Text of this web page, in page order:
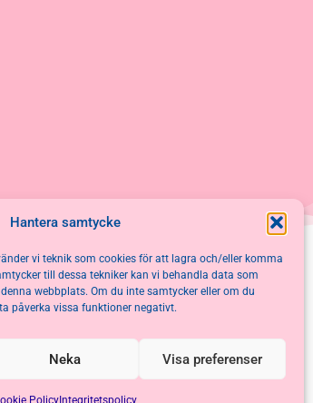
Hantera samtycke
vi teknik som cookies för att lagra och/eller komma
till dessa tekniker kan vi behandla data som
webbplats. Om du inte samtycker eller om du
påverka vissa funktioner negativt.
Neka Visa preferenser
Policy Integritetspolicy